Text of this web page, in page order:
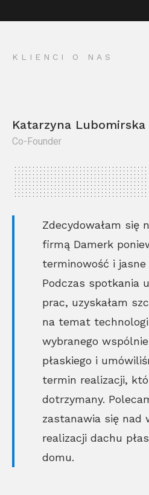
KLIENCI O NAS
Katarzyna Lubomirska
Co-Founder
Zdecydowałam się
firmą Damerk
terminowość i jasne
Podczas spotkania
prac, uzyskałam
na temat
wybranego
płaskiego i
termin realizacji,
dotrzymany.
zastanawia się nad
realizacji dachu
domu.